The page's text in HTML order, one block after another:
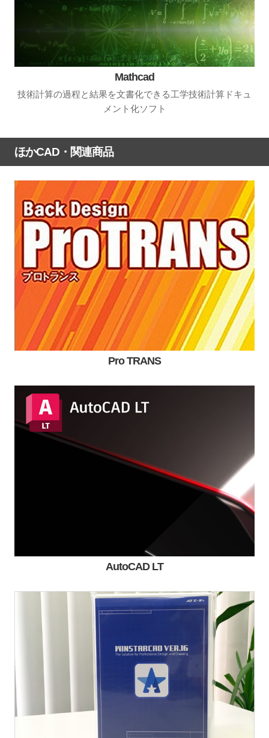
Mathcad
技術計算の過程と結果を文書化できる工学技術計算ドキュ
メント化ソフト
ほかCAD・関連商品
Pro TRANS
AutoCAD LT